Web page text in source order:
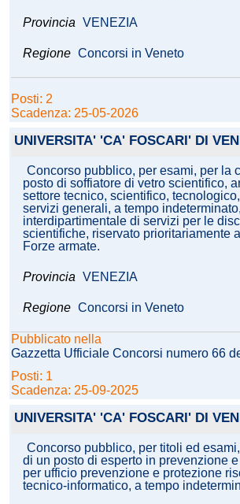
Provincia VENEZIA
Regione Concorsi in Veneto
Posti: 2
Scadenza: 25-05-2026
UNIVERSITA' 'CA' FOSCARI' DI
Concorso pubblico, per esami, per la
posto di soffiatore di vetro scientifico,
settore tecnico, scientifico,
servizi generali, a tempo
interdipartimentale di servizi per le
scientifiche, riservato prioritariamente
Forze armate.
Provincia VENEZIA
Regione Concorsi in Veneto
Pubblicato nella
Gazzetta Ufficiale Concorsi numero 66
Posti: 1
Scadenza: 25-09-2025
UNIVERSITA' 'CA' FOSCARI' DI
Concorso pubblico, per titoli ed
di un posto di esperto in prevenzione
per ufficio prevenzione e protezione
tecnico-informatico, a tempo